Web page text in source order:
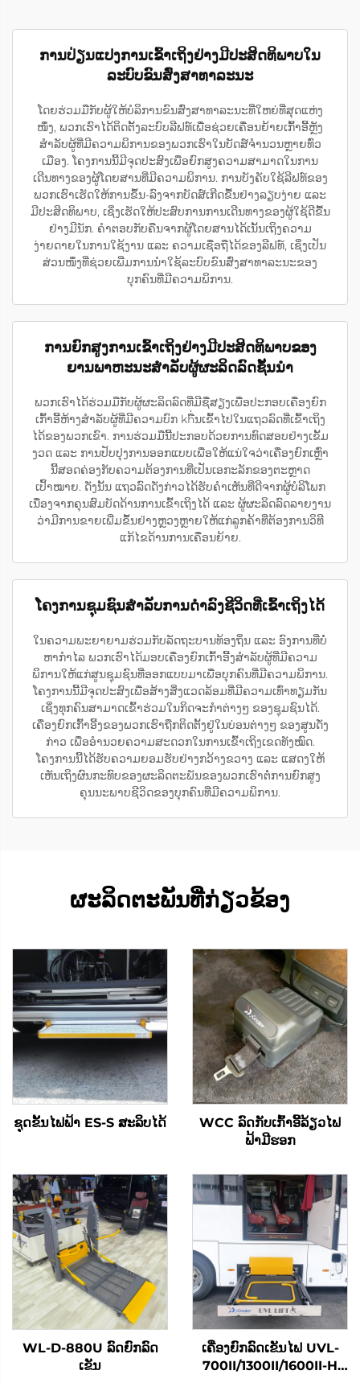
ການປ່ຽນແປງການເຂົ້າເຖິງຢ່າງມີປະສິດທິພາບໃນ
ລະບົບຂົນສົ່ງສາທາລະນະ
ໂດຍຮ່ວມມືກັບຜູ້ໃຫ້ບໍລິການຂົນສົ່ງສາທາລະນະທີ່ໃຫຍ່ທີ່ສຸດແຫ່ງ
ໜຶ່ງ, ພວກເຮົາໄດ້ຕິດຕັ້ງລະບົບລີຟທ໌ເພື່ອຊ່ວຍເຄື່ອນຍ້າຍເກົ້າອີ້ຫຼັງ
ສຳລັບຜູ້ທີ່ມີຄວາມພິການຂອງພວກເຮົາໃນບັດສ໌ຈຳນວນຫຼາຍທົ່ວ
ເມືອງ. ໂຄງການນີ້ມີຈຸດປະສົງເພື່ອຍົກສູງຄວາມສາມາດໃນການ
ເດີນທາງຂອງຜູ້ໂດຍສານທີ່ມີຄວາມພິການ. ການບັງຄັບໃຊ້ລີຟທ໌ຂອງ
ພວກເຮົາເຮັດໃຫ້ການຂຶ້ນ-ລົງຈາກບັດສ໌ເກີດຂື້ນຢ່າງລຽບງ່າຍ ແລະ
ມີປະສິດທິພາບ, ເຊິ່ງເຮັດໃຫ້ປະສົບການການເດີນທາງຂອງຜູ້ໃຊ້ດີຂື້ນ
ຢ່າງມີນັກ. ຄຳຕອບກັບຄືນຈາກຜູ້ໂດຍສານໄດ້ເນັ້ນເຖິງຄວາມ
ງ່າຍດາຍໃນການໃຊ້ງານ ແລະ ຄວາມເຊື່ອຖືໄດ້ຂອງລີຟທ໌, ເຊິ່ງເປັນ
ສ່ວນໜຶ່ງທີ່ຊ່ວຍເພີ່ມການນຳໃຊ້ລະບົບຂົນສົ່ງສາທາລະນະຂອງ
ບຸກຄົນທີ່ມີຄວາມພິການ.
ການຍົກສູງການເຂົ້າເຖິງຢ່າງມີປະສິດທິພາບຂອງ
ຍານພາຫະນະສຳລັບຜູ້ຜະລິດລົດຊັ້ນນຳ
ພວກເຮົາໄດ້ຮ່ວມມືກັບຜູ້ຜະລິດລົດທີ່ມີຊື່ສຽງເພື່ອປະກອບເຄື່ອງຍົກ
ເກົ້າອີ້ຫ້າງສຳລັບຜູ້ທີ່ມີຄວາມບົກ khື່ນເຂົ້າໄປໃນແຖວລົດທີ່ເຂົ້າເຖິງ
ໄດ້ຂອງພວກເຂົາ. ການຮ່ວມມືນີ້ປະກອບດ້ວຍການທົດສອບຢ່າງເຂັ້ມ
ງວດ ແລະ ການປັບປຸງການອອກແບບເພື່ອໃຫ້ແນ່ໃຈວ່າເຄື່ອງຍົກເຫຼົ່າ
ນີ້ສອດຄ່ອງກັບຄວາມຕ້ອງການທີ່ເປັນເອກະລັກຂອງຕະຫຼາດ
ເປົ້າໝາຍ. ດັ່ງນັ້ນ ແຖວລົດດັ່ງກ່າວໄດ້ຮັບຄຳເຫັນທີ່ດີຈາກຜູ້ບໍລິໂພກ
ເນື່ອງຈາກຄຸນສົມບັດດ້ານການເຂົ້າເຖິງໄດ້ ແລະ ຜູ້ຜະລິດລົດລາຍງານ
ວ່າມີການຂາຍເພີ່ມຂຶ້ນຢ່າງຫຼວງຫຼາຍໃຫ້ແກ່ລູກຄ້າທີ່ຕ້ອງການວິທີ
ແກ້ໄຂດ້ານການເຄື່ອນຍ້າຍ.
ໂຄງການຊຸມຊົນສຳລັບການດຳລົງຊີວິດທີ່ເຂົ້າເຖິງໄດ້
ໃນຄວາມພະຍາຍາມຮ່ວມກັບລັດຖະບານທ້ອງຖິ່ນ ແລະ ອົງການທີ່ບໍ່
ຫາກຳໄລ ພວກເຮົາໄດ້ມອບເຄື່ອງຍົກເກົ້າອີ້ງສຳລັບຜູ້ທີ່ມີຄວາມ
ພິການໃຫ້ແກ່ສູນຊຸມຊົນທີ່ອອກແບບມາເພື່ອບຸກຄົນທີ່ມີຄວາມພິການ.
ໂຄງການນີ້ມີຈຸດປະສົງເພື່ອສ້າງສິ່ງແວດລ້ອມທີ່ມີຄວາມເທົ່າທຽມກັນ
ເຊິ່ງທຸກຄົນສາມາດເຂົ້າຮ່ວມໃນກິດຈະກຳຕ່າງໆ ຂອງຊຸມຊົນໄດ້.
ເຄື່ອງຍົກເກົ້າອີ້ງຂອງພວກເຮົາຖືກຕິດຕັ້ງຢູ່ໃນບ່ອນຕ່າງໆ ຂອງສູນດັ່ງ
ກ່າວ ເພື່ອອຳນວຍຄວາມສະດວກໃນການເຂົ້າເຖິງເຂດທັງໝົດ.
ໂຄງການນີ້ໄດ້ຮັບຄວາມຍອມຮັບຢ່າງກວ້າງຂວາງ ແລະ ແສດງໃຫ້
ເຫັນເຖິງຜົນກະທົບຂອງຜະລິດຕະພັນຂອງພວກເຮົາຕໍ່ການຍົກສູງ
ຄຸນນະພາບຊີວິດຂອງບຸກຄົນທີ່ມີຄວາມພິການ.
ຜະລິດຕະພັນທີ່ກ່ຽວຂ້ອງ
ຊຸດຂັ້ນໄຟຟ້າ ES-S ສະລິບໄດ້
WCC ລົດກັບເກົ້າອີ້ລ້ຽວໄຟ
ຟ້າມີຮອກ
WL-D-880U ລົດຍົກລົດ
ເຂັນ
ເຄື່ອງຍົກລົດເຂັນໄຟ UVL-
700II/1300II/1600II-H